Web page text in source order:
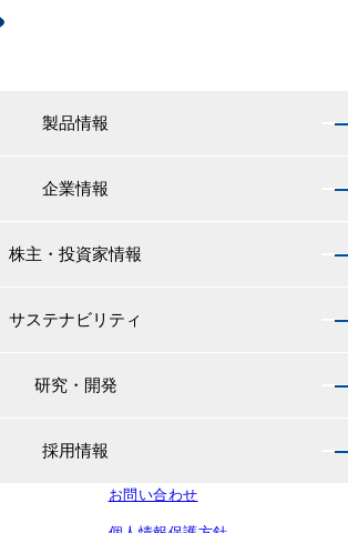
製品情報
塗料・漁網用防汚剤
企業情報
所
株主・投資家情報
トップ
な会社？
サステナビリティ
トップ
研究・開発
採用情報
お問い合わせ